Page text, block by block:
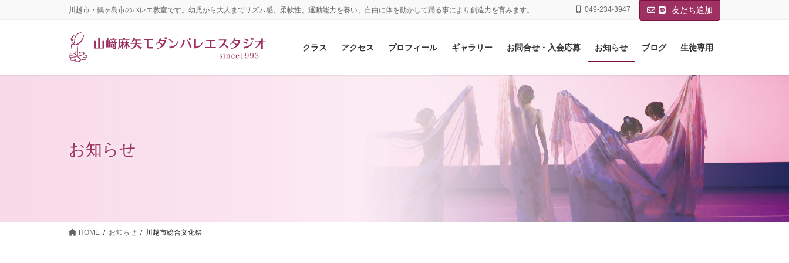
に
ョ
川越市・鶴ヶ島市のバレエ教室です。幼児から大人までリズム感、柔軟性、運動能力を養い、自由に体を動かして踊る事により創造力を育みます。 049-234-3947 友だち追加
クラス アクセス プロフィール ギャラリー お問合せ・入会応募 お知らせ ブログ 生徒専用
お知らせ
HOME お知らせ 川越市総合文化祭